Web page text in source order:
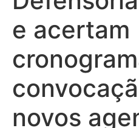
e acertam
novos